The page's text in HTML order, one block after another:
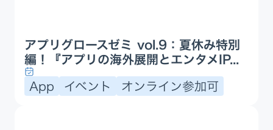
アプリグロースゼミ vol.9：夏休み特別
編！『アプリの海外展開とエンタメIP...
App イベント オンライン参加可